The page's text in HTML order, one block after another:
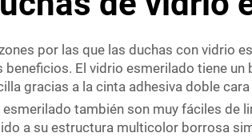
por las que las duchas con vidrio
El vidrio esmerilado tiene
gracias a la cinta adhesiva doble
también son muy fáciles de
a su estructura multicolor borrosa